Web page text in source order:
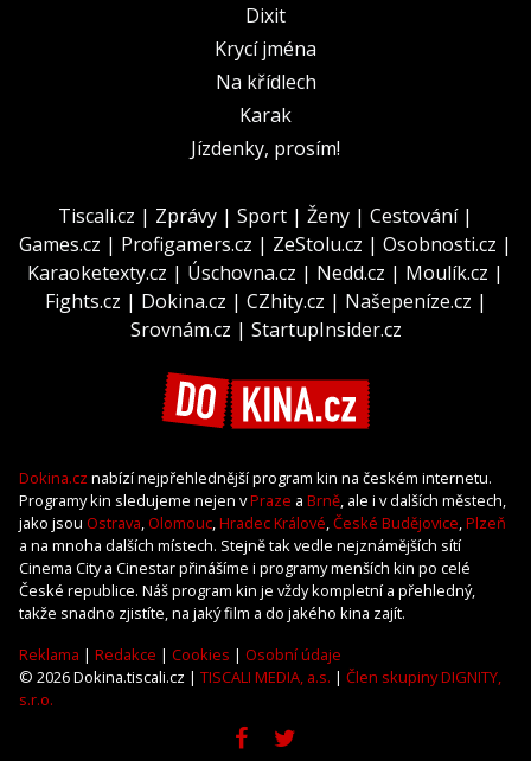
Dixit
Krycí jména
Na křídlech
Karak
Jízdenky, prosím!
Tiscali.cz | Zprávy | Sport | Ženy | Cestování|
Games.cz | Profigamers.cz | ZeStolu.cz | Osobnosti.cz |
Karaoketexty.cz | Úschovna.cz | Nedd.cz | Moulík.cz |
Fights.cz | Dokina.cz | CZhity.cz | Našepeníze.cz |
Srovnám.cz | StartupInsider.cz
Dokina.cz nabízí nejpřehlednější program kin na českém internetu.
Programy kin sledujeme nejen vPraze a Brně, ale i v dalších městech,
jako jsou Ostrava, Olomouc,Hradec Králové,České Budějovice,Plzeň
a na mnoha dalších místech. Stejně tak vedle nejznámějších sítí
Cinema City a Cinestar přinášíme i programy menších kin po celé
České republice. Náš program kin je vždy kompletní a přehledný,
takže snadno zjistíte, na jaký film a do jakého kina zajít.
Reklama | Redakce | Cookies | Osobní údaje
© 2026 Dokina.tiscali.cz | TISCALI MEDIA, a.s. | Člen skupiny DIGNITY,
s.r.o.